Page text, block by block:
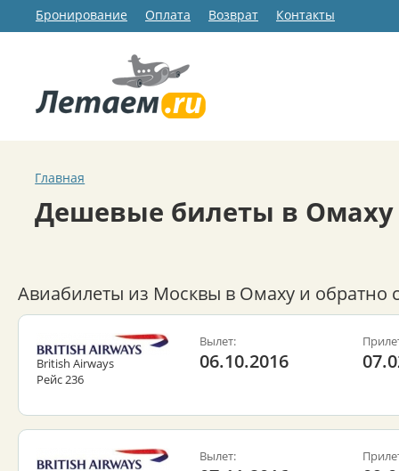
Бронирование Оплата Возврат Контакты
Главная
Дешевые билеты в Омаху
Авиабилеты из Москвы в Омаху и обратно
British Airways
Рейс 236
Вылет:
06.10.2016
Вылет: